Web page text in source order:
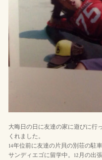
大晦日の日に友達の家に遊びに行
くれました。
14年位前に友達の片貝の別荘の駐
サンディエゴに留学中。12月の出